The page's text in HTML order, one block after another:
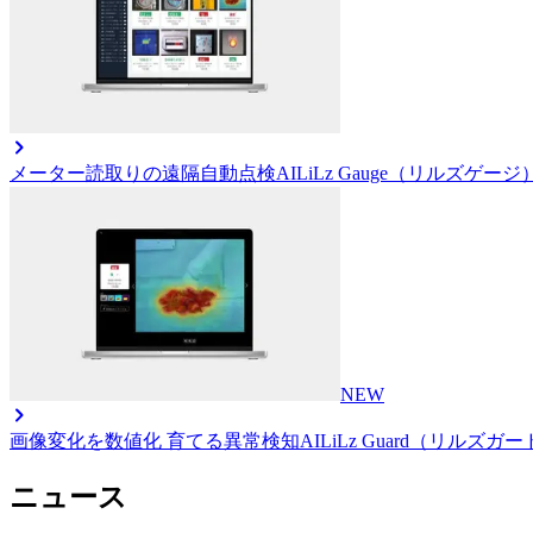
メーター読取りの遠隔自動点検AILiLz Gauge（リルズゲージ）
NEW
画像変化を数値化 育てる異常検知AILiLz Guard（リルズガー
ニュース